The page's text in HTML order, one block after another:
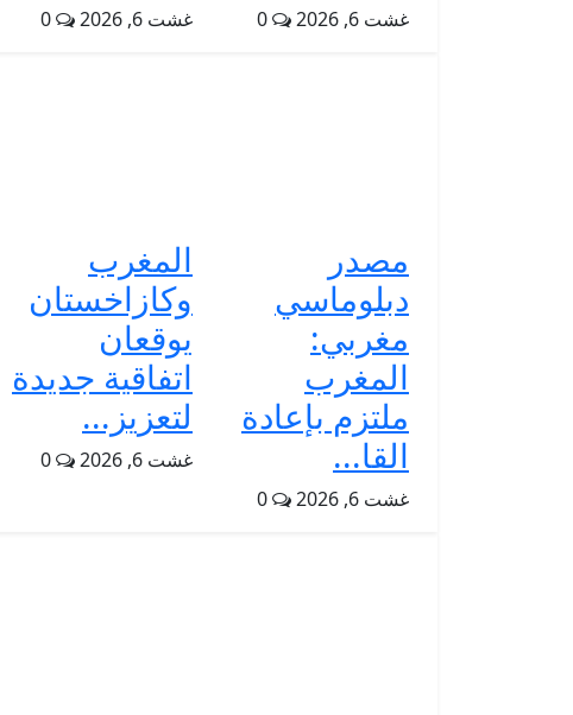
غشت 6, 2026 غشت 6, 2026
مصدر
دبلوماسي
مغربي:
المغرب
ملتزم بإعادة
القا...
غشت 6, 2026
المغرب
وكازاخستان
يوقعان
اتفاقية جديدة
لتعزيز...
غشت 6, 2026